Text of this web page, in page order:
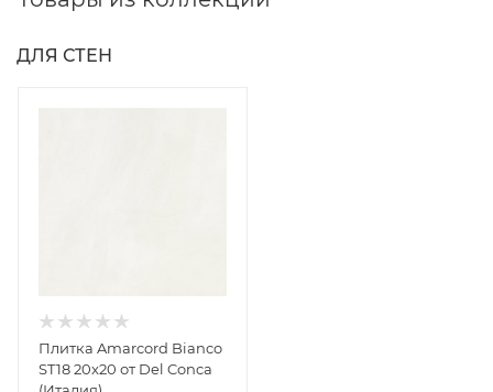
ДЛЯ СТЕН
Плитка Amarcord Bianco
ST18 20x20 от Del Conca